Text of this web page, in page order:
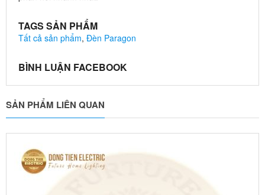
TAGS SẢN PHẨM
Tất cả sản phẩm, Đèn Paragon
BÌNH LUẬN FACEBOOK
SẢN PHẨM LIÊN QUAN